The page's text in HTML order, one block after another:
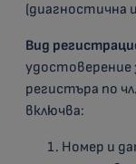
(диагностична
Вид
удостоверение
регистъра по
включва:
Номер и